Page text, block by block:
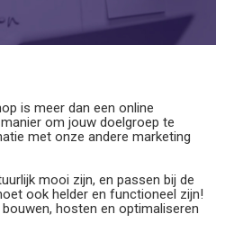
is meer dan een online
om jouw doelgroep te
met onze andere marketing
mooi zijn, en passen bij de
ook helder en functioneel zijn!
hosten en optimaliseren